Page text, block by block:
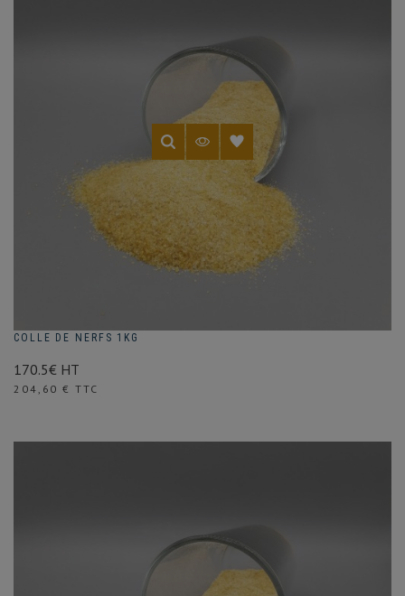
COLLE DE NERFS 1KG
170.5€ HT
Prix
204,60 € TTC